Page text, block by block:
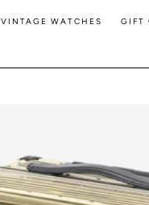
VINTAGE WATCHES GIFT